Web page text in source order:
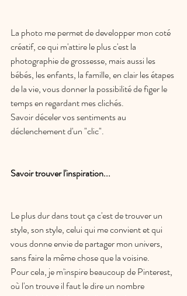
La photo me permet de developper mon coté
créatif, ce qui m'attire le plus c'est la
photographie de grossesse, mais aussi les
bébés, les enfants, la famille, en clair les étapes
de la vie, vous donner la possibilité de figer le
temps en regardant mes clichés.
Savoir déceler vos sentiments au
déclenchement d'un "clic".
Savoir trouver l'inspiration...
Le plus dur dans tout ça c'est de trouver un
style, son style, celui qui me convient et qui
vous donne envie de partager mon univers,
sans faire la même chose que la voisine.
Pour cela, je m'inspire beaucoup de Pinterest,
où l'on trouve il faut le dire un nombre